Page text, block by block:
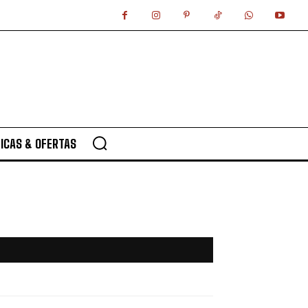
& OFERTAS